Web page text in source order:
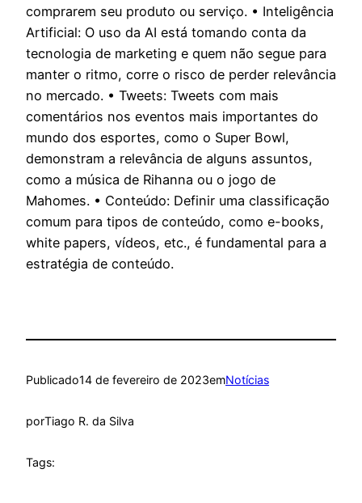
comprarem seu produto ou serviço. • Inteligência
Artificial: O uso da AI está tomando conta da
tecnologia de marketing e quem não segue para
manter o ritmo, corre o risco de perder relevância
no mercado. • Tweets: Tweets com mais
comentários nos eventos mais importantes do
mundo dos esportes, como o Super Bowl,
demonstram a relevância de alguns assuntos,
como a música de Rihanna ou o jogo de
Mahomes. • Conteúdo: Definir uma classificação
comum para tipos de conteúdo, como e-books,
white papers, vídeos, etc., é fundamental para a
estratégia de conteúdo.
Publicado14 de fevereiro de 2023emNotícias
porTiago R. da Silva
Tags: